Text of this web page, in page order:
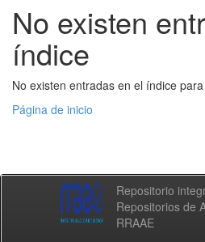
No existen
índice
No existen entradas en el índice
Página de inicio
Repositorio
Repositorios de
RRAAE